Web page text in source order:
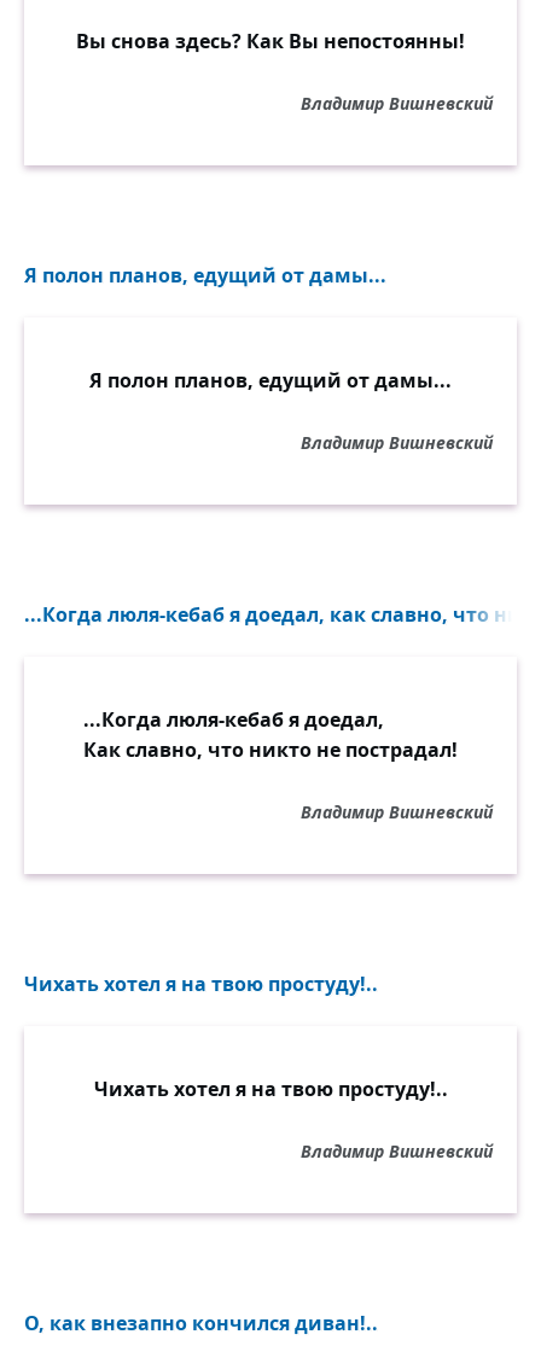
Вы снова здесь? Как Вы непостоянны!
Владимир Вишневский
Я полон планов, едущий от дамы...
Я полон планов, едущий от дамы...
Владимир Вишневский
...Когда люля-кебаб я доедал, как славно, что
...Когда люля-кебаб я доедал,
Как славно, что никто не пострадал!
Владимир Вишневский
Чихать хотел я на твою простуду!..
Чихать хотел я на твою простуду!..
Владимир Вишневский
О, как внезапно кончился диван!..